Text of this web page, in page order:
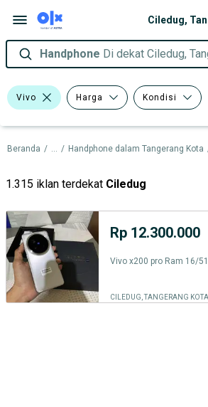
Ciledug,
Handphone Di dekat Ciledug,
Vivo Harga Kondisi
Beranda / ... / Handphone dalam Tangerang Kota
1.315 iklan terdekat Ciledug
Rp 12.300.000
Vivo x200 pro Ram 16/
CILEDUG, TANGERANG KOTA